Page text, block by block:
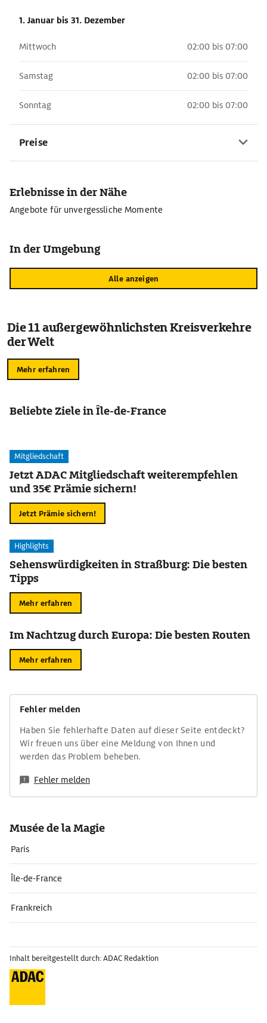
1. Januar bis 31. Dezember
Mittwoch 02:00 bis 07:00
Samstag 02:00 bis 07:00
Sonntag 02:00 bis 07:00
Preise
Erlebnisse in der Nähe
Angebote für unvergessliche Momente
In der Umgebung
Alle anzeigen
Die 11 außergewöhnlichsten Kreisverkehre
der Welt
Mehr erfahren
Beliebte Ziele in Île-de-France
Mitgliedschaft
Jetzt ADAC Mitgliedschaft weiterempfehlen
und 35€ Prämie sichern!
Jetzt Prämie sichern!
Highlights
Sehenswürdigkeiten in Straßburg: Die besten
Tipps
Mehr erfahren
Im Nachtzug durch Europa: Die besten Routen
Mehr erfahren
Fehler melden
Haben Sie fehlerhafte Daten auf dieser Seite entdeckt?
Wir freuen uns über eine Meldung von Ihnen und
werden das Problem beheben.
Fehler melden
Musée de la Magie
Paris
Île-de-France
Frankreich
Inhalt bereitgestellt durch: ADAC Redaktion